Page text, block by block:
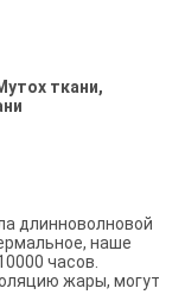
ткани,
длинноволновой
наше
часов.
жары, могут